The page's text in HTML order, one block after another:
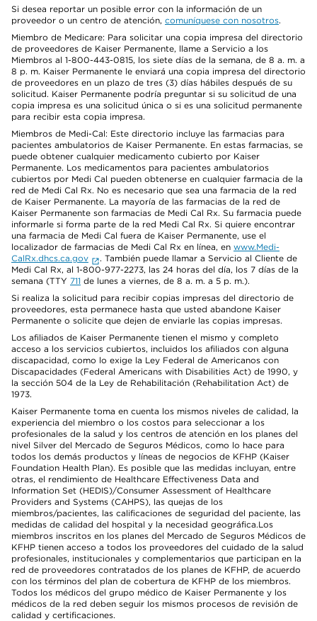
Si desea reportar un posible error con la información de un
proveedor o un centro de atención, comuníquese con nosotros.
Miembro de Medicare: Para solicitar una copia impresa del directorio
de proveedores de Kaiser Permanente, llame a Servicio a los
Miembros al 1-800-443-0815, los siete días de la semana, de 8 a. m. a
8 p. m. Kaiser Permanente le enviará una copia impresa del directorio
de proveedores en un plazo de tres (3) días hábiles después de su
solicitud. Kaiser Permanente podría preguntar si su solicitud de una
copia impresa es una solicitud única o si es una solicitud permanente
para recibir esta copia impresa.
Miembros de Medi-Cal: Este directorio incluye las farmacias para
pacientes ambulatorios de Kaiser Permanente. En estas farmacias, se
puede obtener cualquier medicamento cubierto por Kaiser
Permanente. Los medicamentos para pacientes ambulatorios
cubiertos por Medi Cal pueden obtenerse en cualquier farmacia de la
red de Medi Cal Rx. No es necesario que sea una farmacia de la red
de Kaiser Permanente. La mayoría de las farmacias de la red de
Kaiser Permanente son farmacias de Medi Cal Rx. Su farmacia puede
informarle si forma parte de la red Medi Cal Rx. Si quiere encontrar
una farmacia de Medi Cal fuera de Kaiser Permanente, use el
localizador de farmacias de Medi Cal Rx en línea, en www.Medi-
CalRx.dhcs.ca.gov
. También puede llamar a Servicio al Cliente de
Medi Cal Rx, al 1-800-977-2273, las 24 horas del día, los 7 días de la
semana (TTY 711 de lunes a viernes, de 8 a. m. a 5 p. m.).
Si realiza la solicitud para recibir copias impresas del directorio de
proveedores, esta permanece hasta que usted abandone Kaiser
Permanente o solicite que dejen de enviarle las copias impresas.
Los afiliados de Kaiser Permanente tienen el mismo y completo
acceso a los servicios cubiertos, incluidos los afiliados con alguna
discapacidad, como lo exige la Ley Federal de Americanos con
Discapacidades (Federal Americans with Disabilities Act) de 1990, y
la sección 504 de la Ley de Rehabilitación (Rehabilitation Act) de
1973.
Kaiser Permanente toma en cuenta los mismos niveles de calidad, la
experiencia del miembro o los costos para seleccionar a los
profesionales de la salud y los centros de atención en los planes del
nivel Silver del Mercado de Seguros Médicos, como lo hace para
todos los demás productos y líneas de negocios de KFHP (Kaiser
Foundation Health Plan). Es posible que las medidas incluyan, entre
otras, el rendimiento de Healthcare Effectiveness Data and
Information Set (HEDIS)/Consumer Assessment of Healthcare
Providers and Systems (CAHPS), las quejas de los
miembros/pacientes, las calificaciones de seguridad del paciente, las
medidas de calidad del hospital y la necesidad geográfica.Los
miembros inscritos en los planes del Mercado de Seguros Médicos de
KFHP tienen acceso a todos los proveedores del cuidado de la salud
profesionales, institucionales y complementarios que participan en la
red de proveedores contratados de los planes de KFHP, de acuerdo
con los términos del plan de cobertura de KFHP de los miembros.
Todos los médicos del grupo médico de Kaiser Permanente y los
médicos de la red deben seguir los mismos procesos de revisión de
calidad y certificaciones.